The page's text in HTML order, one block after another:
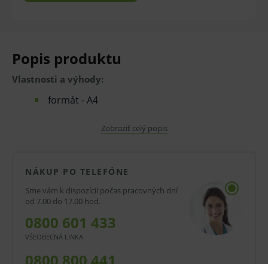
Popis produktu
Vlastnosti a výhody:
formát - A4
V prípade porušenia zapečateného obalu tohto
tovaru nie je z dôvodu ochrany zdravia alebo
hygienických dôvodov možné odstúpiť od kúpnej
zmluvy v lehote 14 dní.
Zobraziť celý popis
NÁKUP PO TELEFÓNE
Sme vám k dispozícii počas pracovných dní
od 7.00 do 17.00 hod.
0800 601 433
VŠEOBECNÁ LINKA